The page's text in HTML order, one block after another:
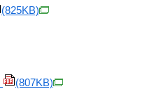
(825KB)
(807KB)